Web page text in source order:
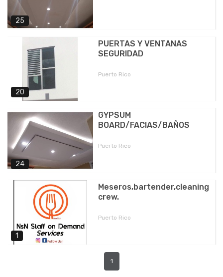
25
20
PUERTAS Y VENTANAS
SEGURIDAD
Puerto Rico
24
GYPSUM
BOARD/FACIAS/BAÑOS
Puerto Rico
1
Meseros,bartender,cleaning
crew.
Puerto Rico
1